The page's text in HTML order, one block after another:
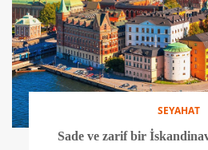
SEYAHAT
Sade ve zarif bir